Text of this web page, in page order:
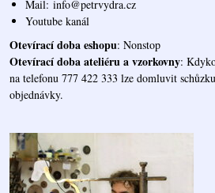
Mail: info@petrvydra.cz
Youtube kanál
Otevírací doba eshopu: Nonstop
Otevírací doba ateliéru a vzorkovny:
na telefonu 777 422 333 lze domluvit
objednávky.